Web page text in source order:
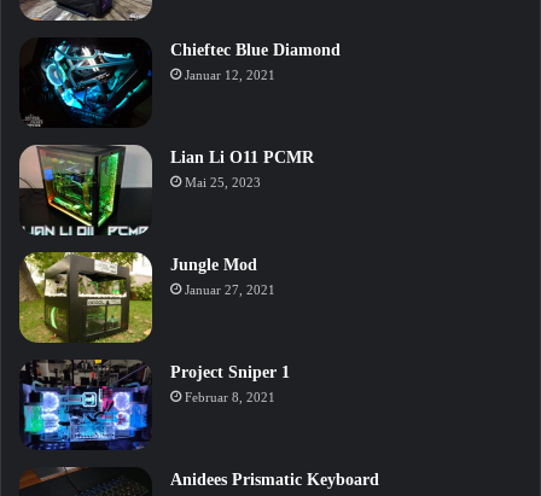
Chieftec Blue Diamond
Januar 12, 2021
Lian Li O11 PCMR
Mai 25, 2023
Jungle Mod
Januar 27, 2021
Project Sniper 1
Februar 8, 2021
Anidees Prismatic Keyboard